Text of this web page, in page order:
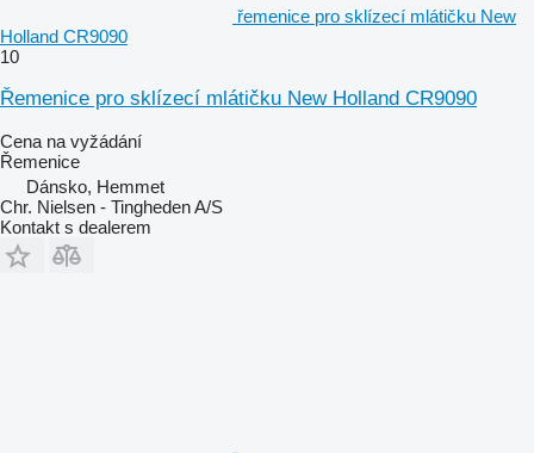
řemenice pro sklízecí mlátičku New
Holland CR9090
10
Řemenice pro sklízecí mlátičku New Holland CR9090
Cena na vyžádání
Řemenice
Dánsko, Hemmet
Chr. Nielsen - Tingheden A/S
Kontakt s dealerem